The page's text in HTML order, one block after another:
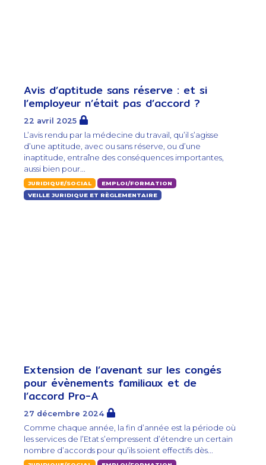
Avis d’aptitude sans réserve : et si
l’employeur n’était pas d’accord ?
22 avril 2025
L’avis rendu par la médecine du travail, qu’il s’agisse
d’une aptitude, avec ou sans réserve, ou d’une
inaptitude, entraîne des conséquences importantes,
aussi bien pour...
JURIDIQUE/SOCIAL
EMPLOI/FORMATION
VEILLE JURIDIQUE ET RÈGLEMENTAIRE
Extension de l’avenant sur les congés
pour évènements familiaux et de
l’accord Pro-A
27 décembre 2024
Comme chaque année, la fin d’année est la période où
les services de l’Etat s’empressent d’étendre un certain
nombre d’accords pour qu’ils soient effectifs dès...